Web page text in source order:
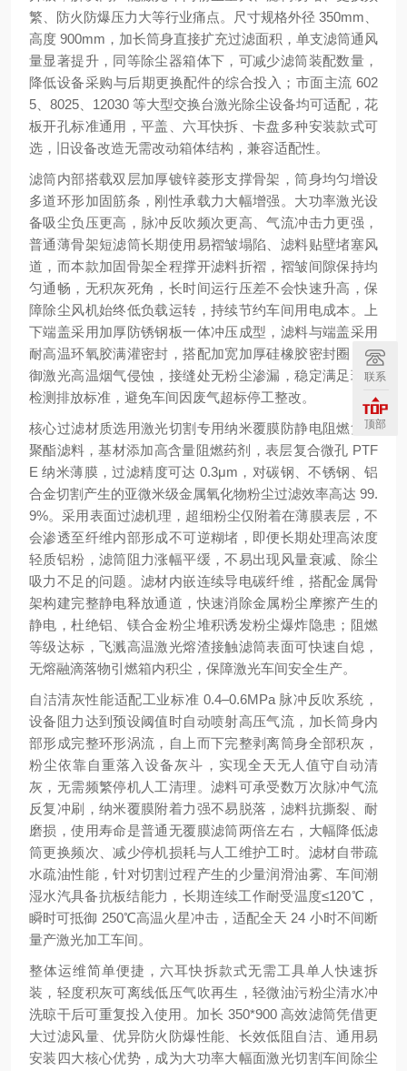
繁、防火防爆压力大等行业痛点。尺寸规格外径 350mm、
高度 900mm，加长筒身直接扩充过滤面积，单支滤筒通风
量显著提升，同等除尘器箱体下，可减少滤筒装配数量，
降低设备采购与后期更换配件的综合投入；市面主流 602
5、8025、12030 等大型交换台激光除尘设备均可适配，花
板开孔标准通用，平盖、六耳快拆、卡盘多种安装款式可
选，旧设备改造无需改动箱体结构，兼容适配性。
滤筒内部搭载双层加厚镀锌菱形支撑骨架，筒身均匀增设
多道环形加固筋条，刚性承载力大幅增强。大功率激光设
备吸尘负压更高，脉冲反吹频次更高、气流冲击力更强，
普通薄骨架短滤筒长期使用易褶皱塌陷、滤料贴壁堵塞风
道，而本款加固骨架全程撑开滤料折褶，褶皱间隙保持均
匀通畅，无积灰死角，长时间运行压差不会快速升高，保
障除尘风机始终低负载运转，持续节约车间用电成本。上
下端盖采用加厚防锈钢板一体冲压成型，滤料与端盖采用
耐高温环氧胶满灌密封，搭配加宽加厚硅橡胶密封圈，抵
御激光高温烟气侵蚀，接缝处无粉尘渗漏，稳定满足环保
检测排放标准，避免车间因废气超标停工整改。
核心过滤材质选用激光切割专用纳米覆膜防静电阻燃复合
聚酯滤料，基材添加高含量阻燃药剂，表层复合微孔 PTF
E 纳米薄膜，过滤精度可达 0.3μm，对碳钢、不锈钢、铝
合金切割产生的亚微米级金属氧化物粉尘过滤效率高达 99.
9%。采用表面过滤机理，超细粉尘仅附着在薄膜表层，不
会渗透至纤维内部形成不可逆糊堵，即便长期处理高浓度
轻质铝粉，滤筒阻力涨幅平缓，不易出现风量衰减、除尘
吸力不足的问题。滤材内嵌连续导电碳纤维，搭配金属骨
架构建完整静电释放通道，快速消除金属粉尘摩擦产生的
静电，杜绝铝、镁合金粉尘堆积诱发粉尘爆炸隐患；阻燃
等级达标，飞溅高温激光熔渣接触滤筒表面可快速自熄，
无熔融滴落物引燃箱内积尘，保障激光车间安全生产。
自洁清灰性能适配工业标准 0.4–0.6MPa 脉冲反吹系统，
设备阻力达到预设阈值时自动喷射高压气流，加长筒身内
部形成完整环形涡流，自上而下完整剥离筒身全部积灰，
粉尘依靠自重落入设备灰斗，实现全天无人值守自动清
灰，无需频繁停机人工清理。滤料可承受数万次脉冲气流
反复冲刷，纳米覆膜附着力强不易脱落，滤料抗撕裂、耐
磨损，使用寿命是普通无覆膜滤筒两倍左右，大幅降低滤
筒更换频次、减少停机损耗与人工维护工时。滤材自带疏
水疏油性能，针对切割过程产生的少量润滑油雾、车间潮
湿水汽具备抗板结能力，长期连续工作耐受温度≤120℃，
瞬时可抵御 250℃高温火星冲击，适配全天 24 小时不间断
量产激光加工车间。
整体运维简单便捷，六耳快拆款式无需工具单人快速拆
装，轻度积灰可离线低压气吹再生，轻微油污粉尘清水冲
洗晾干后可重复投入使用。加长 350*900 高效滤筒凭借更
大过滤风量、优异防火防爆性能、长效低阻自洁、通用易
安装四大核心优势，成为大功率大幅面激光切割车间除尘
联系
顶部